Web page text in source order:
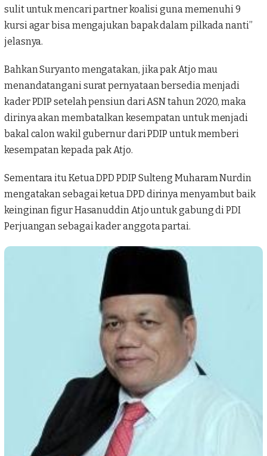
sulit untuk mencari partner koalisi guna memenuhi 9
kursi agar bisa mengajukan bapak dalam pilkada nanti”
jelasnya.
Bahkan Suryanto mengatakan, jika pak Atjo mau
menandatangani surat pernyataan bersedia menjadi
kader PDIP setelah pensiun dari ASN tahun 2020, maka
dirinya akan membatalkan kesempatan untuk menjadi
bakal calon wakil gubernur dari PDIP untuk memberi
kesempatan kepada pak Atjo.
Sementara itu Ketua DPD PDIP Sulteng Muharam Nurdin
mengatakan sebagai ketua DPD dirinya menyambut baik
keinginan figur Hasanuddin Atjo untuk gabung di PDI
Perjuangan sebagai kader anggota partai.